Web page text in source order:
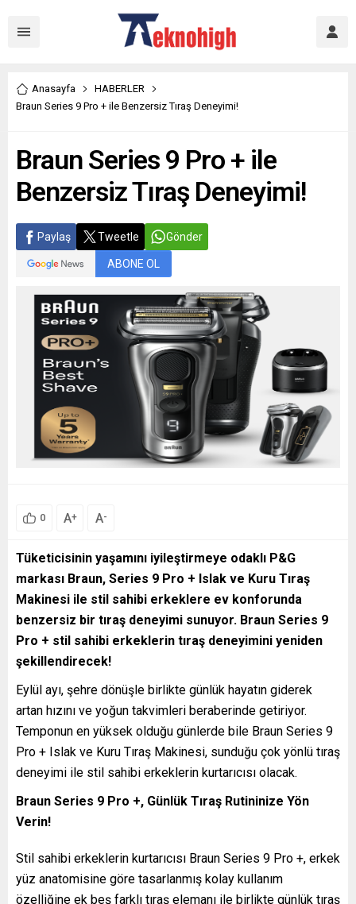
Anasayfa
HABERLER
Braun Series 9 Pro + ile Benzersiz Tıraş Deneyimi!
Braun Series 9 Pro + ile
Benzersiz Tıraş Deneyimi!
Paylaş Tweetle Gönder
ABONE OL
0 A+ A-
Tüketicisinin yaşamını iyileştirmeye odaklı P&G
markası Braun, Series 9 Pro + Islak ve Kuru Tıraş
Makinesi ile stil sahibi erkeklere ev konforunda
benzersiz bir tıraş deneyimi sunuyor. Braun Series 9
Pro + stil sahibi erkeklerin tıraş deneyimini yeniden
şekillendirecek!
Eylül ayı, şehre dönüşle birlikte günlük hayatın giderek
artan hızını ve yoğun takvimleri beraberinde getiriyor.
Temponun en yüksek olduğu günlerde bile Braun Series 9
Pro + Islak ve Kuru Tıraş Makinesi, sunduğu çok yönlü tıraş
deneyimi ile stil sahibi erkeklerin kurtarıcısı olacak.
Braun Series 9 Pro +, Günlük Tıraş Rutininize Yön
Verin!
Stil sahibi erkeklerin kurtarıcısı Braun Series 9 Pro +, erkek
yüz anatomisine göre tasarlanmış kolay kullanım
özelliğine ek beş farklı tıraş elemanı ile birlikte günlük tıraş